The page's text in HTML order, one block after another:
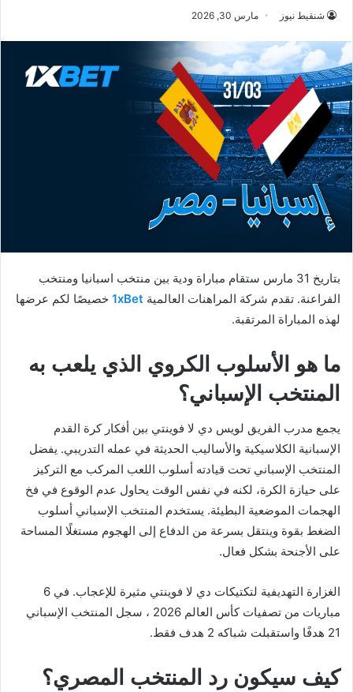
شنقيط نيوز مارس 30, 2026
بتاريخ 31 مارس ستقام مباراة ودية بين منتخب اسبانيا ومنتخب
الفراعنة. تقدم شركة المراهنات العالمية 1xBet خصيصًا لكم عرضها
لهذه المباراة المرتقبة.
ما هو الأسلوب الكروي الذي يلعب به
المنتخب الإسباني؟
يجمع مدرب الفريق لويس دي لا فوينتي بين أفكار كرة القدم
الإسبانية الكلاسيكية والأساليب الحديثة في عمله التدريبي. يفضل
المنتخب الإسباني تحت قيادته أسلوب اللعب المركب مع التركيز
على حيازة الكرة، لكنه في نفس الوقت يحاول عدم الوقوع في فخ
الهجمات الموضعية البطيئة. يستخدم المنتخب الإسباني أسلوب
الضغط بقوة وينتقل بسرعة من الدفاع إلى الهجوم مستغلًا المساحة
على الأجنحة بشكل فعال.
الغزارة التهديفية لتكتيكات دي لا فوينتي مثيرة للإعجاب. في 6
مباريات من تصفيات كأس العالم 2026 ، سجل المنتخب الإسباني
21 هدفًا واستقبلت شباكه 2 هدف فقط.
كيف سيكون رد المنتخب المصري؟